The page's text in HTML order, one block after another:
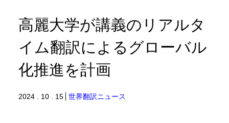
高麗大学が講義のリアルタ
イム翻訳によるグローバル
化推進を計画
2024 . 10 . 15 世界翻訳ニュース